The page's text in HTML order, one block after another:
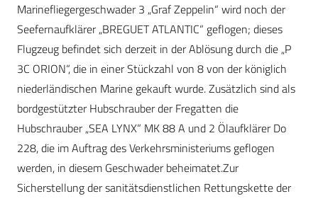
Marinefliegergeschwader 3 „Graf Zeppelin“ wird noch der
Seefernaufklärer „BREGUET ATLANTIC“ geflogen; dieses
Flugzeug befindet sich derzeit in der Ablösung durch die „P
3C ORION“, die in einer Stückzahl von 8 von der königlich
niederländischen Marine gekauft wurde. Zusätzlich sind als
bordgestützter Hubschrauber der Fregatten die
Hubschrauber „SEA LYNX“ MK 88 A und 2 Ölaufklärer Do
228, die im Auftrag des Verkehrsministeriums geflogen
werden, in diesem Geschwader beheimatet.Zur
Sicherstellung der sanitätsdienstlichen Rettungskette der